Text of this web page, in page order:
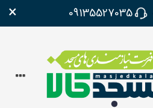
09135527035
×